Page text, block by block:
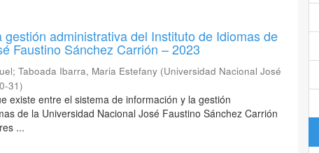
administrativa del Instituto de Idiomas de
Faustino Sánchez Carrión – 2023
;Taboada Ibarra, Maria Estefany (Universidad Nacional José
31)
existe entre el sistema de información y la gestión
de la Universidad Nacional José Faustino Sánchez Carrión
...